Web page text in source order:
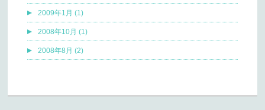
2009年1月 (1)
2008年10月 (1)
2008年8月 (2)